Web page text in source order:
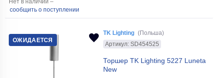
Нет в наличии –
сообщить о поступлении
ОЖИДАЕТСЯ
TK Lighting (Польша)
Артикул: SD454525
Торшер TK Lighting 5227 Luneta
New